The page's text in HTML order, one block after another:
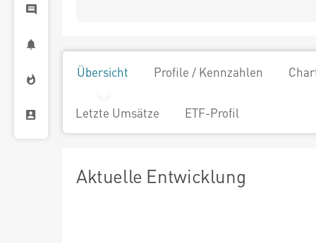
Übersicht Profile / Kennzahlen
Letzte Umsätze ETF-Profil
Aktuelle Entwicklung